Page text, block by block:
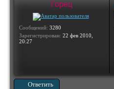
Горец
Сообщений: 3280
Зарегистрирован: 22 фев 2010,
20:27
Ответить